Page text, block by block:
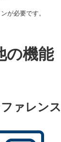
が必要です。
の機能
ァレンス